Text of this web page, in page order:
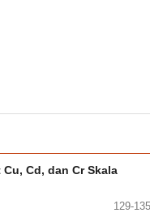
Cd, dan Cr Skala
129-135